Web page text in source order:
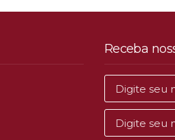
Receba